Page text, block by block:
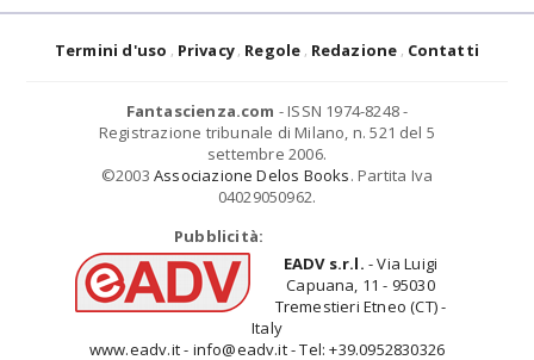
Termini d'uso Privacy Regole Redazione Contatti
Fantascienza.com - ISSN 1974-8248 -
Registrazione tribunale di Milano, n. 521 del 5
settembre 2006.
©2003 Associazione Delos Books. Partita Iva
04029050962.
Pubblicità:
EADV s.r.l. - Via Luigi
Capuana, 11 - 95030
Tremestieri Etneo (CT) -
Italy
www.eadv.it - info@eadv.it - Tel: +39.0952830326